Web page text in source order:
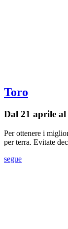
Toro
Dal 21 aprile al
Per ottenere i
per terra. Evitate
segue